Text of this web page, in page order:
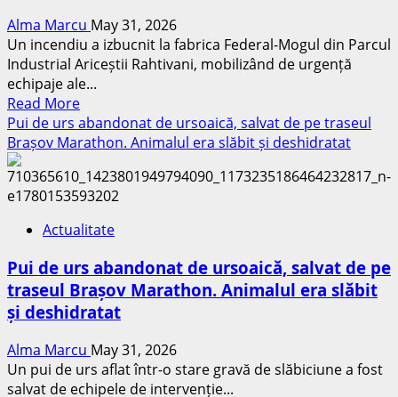
Alma Marcu May 31, 2026
Un incendiu a izbucnit la fabrica Federal-Mogul din Parcul
Industrial Ariceștii Rahtivani, mobilizând de urgență
echipaje ale...
Read MoreRead
more
about
la
fabrica
Federal-
Mogul
Parcul
Industrial
Ariceștii
Pui de urs abandonat de ursoaică, salvat de pe traseul
Brașov Marathon. Animalul era slăbit și deshidratat
Actualitate
Pui de urs abandonat de ursoaică, salvat de pe
traseul Brașov Marathon. Animalul era slăbit
și deshidratat
Alma Marcu May 31, 2026
Un pui de urs aflat într-o stare gravă de slăbiciune a fost
salvat de echipele de intervenție...